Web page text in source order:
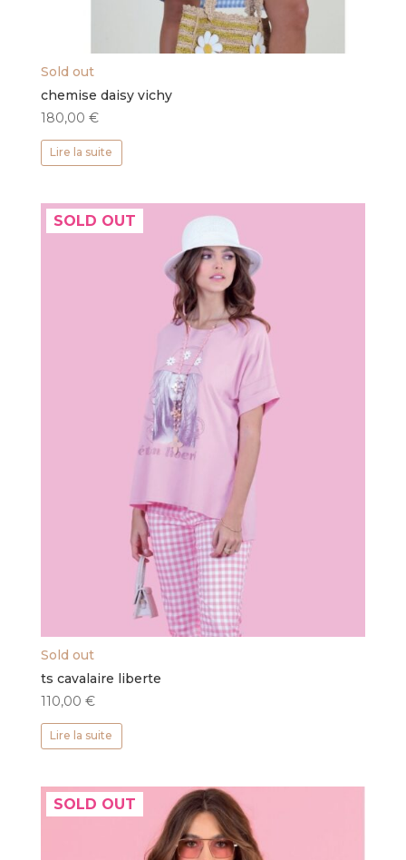
Sold out
chemise daisy vichy
180,00 €
Lire la suite
SOLD OUT
Sold out
ts cavalaire liberte
110,00 €
Lire la suite
SOLD OUT